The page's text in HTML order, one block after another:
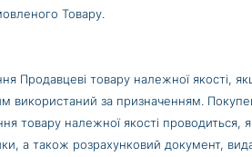
Товару.
Продавцеві товару належної
за призначенням.
товару належної якості
а також розрахунковий документ,